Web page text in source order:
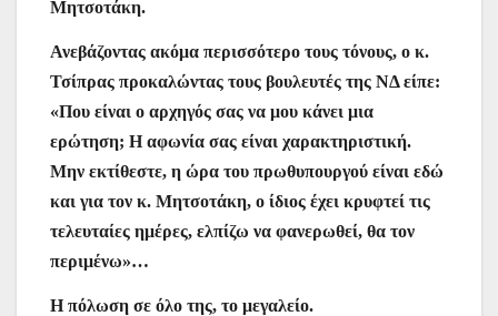
Μητσοτάκη.
Ανεβάζοντας ακόμα περισσότερο τους τόνους, ο κ.
Τσίπρας προκαλώντας τους βουλευτές της ΝΔ είπε:
«Που είναι ο αρχηγός σας να μου κάνει μια
ερώτηση; Η αφωνία σας είναι χαρακτηριστική.
Μην εκτίθεστε, η ώρα του πρωθυπουργού είναι εδώ
και για τον κ. Μητσοτάκη, ο ίδιος έχει κρυφτεί τις
τελευταίες ημέρες, ελπίζω να φανερωθεί, θα τον
περιμένω»…
Η πόλωση σε όλο της, το μεγαλείο.